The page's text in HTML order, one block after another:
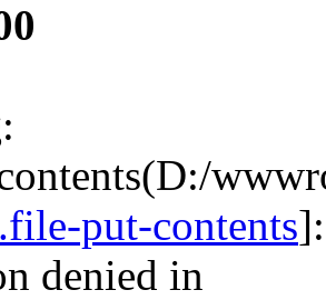
:
put-contents
denied in